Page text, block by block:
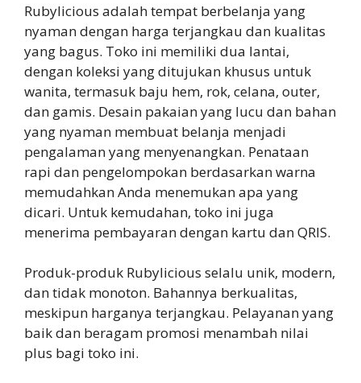
Rubylicious adalah tempat berbelanja yang
nyaman dengan harga terjangkau dan kualitas
yang bagus. Toko ini memiliki dua lantai,
dengan koleksi yang ditujukan khusus untuk
wanita, termasuk baju hem, rok, celana, outer,
dan gamis. Desain pakaian yang lucu dan bahan
yang nyaman membuat belanja menjadi
pengalaman yang menyenangkan. Penataan
rapi dan pengelompokan berdasarkan warna
memudahkan Anda menemukan apa yang
dicari. Untuk kemudahan, toko ini juga
menerima pembayaran dengan kartu dan QRIS.
Produk-produk Rubylicious selalu unik, modern,
dan tidak monoton. Bahannya berkualitas,
meskipun harganya terjangkau. Pelayanan yang
baik dan beragam promosi menambah nilai
plus bagi toko ini.